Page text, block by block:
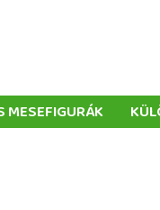
MESEFIGURÁK